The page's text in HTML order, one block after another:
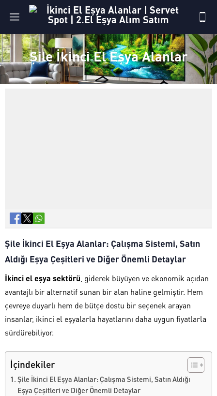
Şile İkinci El Eşya Alanlar
Şile İkinci El Eşya Alanlar: Çalışma Sistemi, Satın
Aldığı Eşya Çeşitleri ve Diğer Önemli Detaylar
İkinci el eşya sektörü , giderek büyüyen ve ekonomik açıdan
avantajlı bir alternatif sunan bir alan haline gelmiştir. Hem
çevreye duyarlı hem de bütçe dostu bir seçenek arayan
insanlar, ikinci el eşyalarla hayatlarını daha uygun fiyatlarla
sürdürebiliyor.
İçindekiler
Şile İkinci El Eşya Alanlar: Çalışma Sistemi, Satın Aldığı
Eşya Çeşitleri ve Diğer Önemli Detaylar